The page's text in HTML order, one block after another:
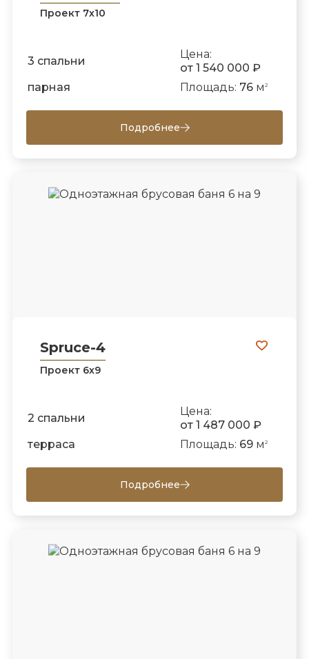
Проект 7х10
3 спальни
Цена:
от 1 540 000 ₽
парная
Площадь: 76м 2
Подробнее
Spruce-4
Проект 6х9
2 спальни
Цена:
от 1 487 000 ₽
терраса
Площадь: 69м 2
Подробнее